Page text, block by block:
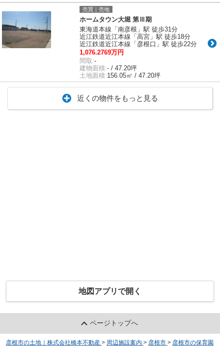
売買｜売地
ホームタウン大堀 第Ⅲ期
東海道本線「南彦根」駅 徒歩31分
近江鉄道近江本線「高宮」駅 徒歩18分
近江鉄道近江本線「彦根口」駅 徒歩22分
1,076.2769万円
間取:-
建物面積:- / 47.20坪
土地面積:156.05㎡ / 47.20坪
近くの物件をもっと見る
地図アプリで開く
ページトップへ
彦根市の土地｜株式会社橋本不動産 > 周辺施設案内 > 彦根市 > 彦根市の保育園